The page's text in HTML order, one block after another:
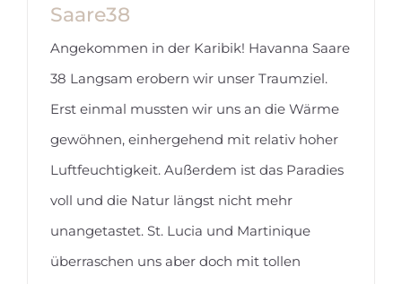
Angekommen in der Karibik! ,
Saare38
Angekommen in der Karibik! Havanna Saare
38 Langsam erobern wir unser Traumziel.
Erst einmal mussten wir uns an die Wärme
gewöhnen, einhergehend mit relativ hoher
Luftfeuchtigkeit. Außerdem ist das Paradies
voll und die Natur längst nicht mehr
unangetastet. St. Lucia und Martinique
überraschen uns aber doch mit tollen